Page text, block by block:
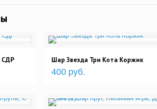
СДР Шар Звезда Три Кота Коржик
400 руб.